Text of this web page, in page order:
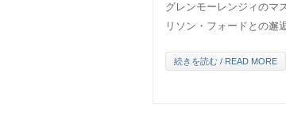
グレンモーレンジィのマ
リソン・フォードとの邂
続きを読む / READ MORE